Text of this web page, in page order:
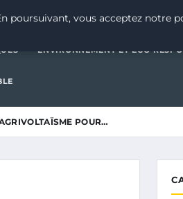
CLIMATIQUES ENVIRONNEMENT ET
ENVIRONNEMENT ET ÉCO-
POUR…
poursuivant, vous acceptez notre